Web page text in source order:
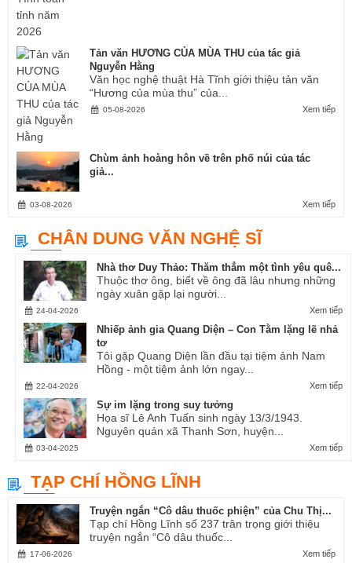
Tản văn HƯƠNG CỦA MÙA THU của tác giả
Nguyễn Hằng
Văn học nghệ thuật Hà Tĩnh giới thiệu tản văn
“Hương của mùa thu” của...
Xem tiếp
05-08-2026
Chùm ảnh hoàng hôn về trên phố núi của tác
giả...
Xem tiếp
03-08-2026
CHÂN DUNG VĂN NGHỆ SĨ
Nhà thơ Duy Thảo: Thăm thẳm một tình yêu quê...
Thuộc thơ ông, biết về ông đã lâu nhưng những
ngày xuân gặp lại người...
Xem tiếp
24-04-2026
Nhiếp ảnh gia Quang Diện – Con Tằm lặng lẽ nhả
tơ
Tôi gặp Quang Diện lần đầu tại tiệm ảnh Nam
Hồng - một tiệm ảnh lớn ngay...
Xem tiếp
22-04-2026
Sự im lặng trong suy tưởng
Họa sĩ Lê Anh Tuấn sinh ngày 13/3/1943.
Nguyên quán xã Thanh Sơn, huyện...
Xem tiếp
03-04-2025
TẠP CHÍ HỒNG LĨNH
Truyện ngắn “Cô dâu thuốc phiện” của Chu Thị...
Tạp chí Hồng Lĩnh số 237 trân trọng giới thiệu
truyện ngắn “Cô dâu thuốc...
Xem tiếp
17-06-2026